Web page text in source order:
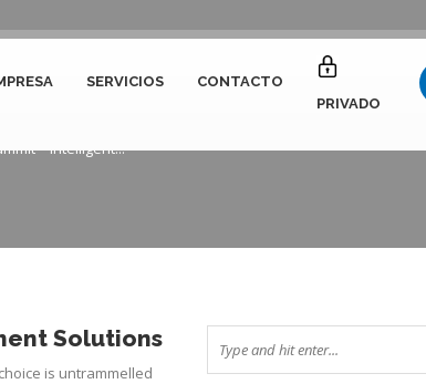
SERVICIOS
CONTACTO
PRIVADO
Management Solutions
– Intelligent...
Solutions
is untrammelled